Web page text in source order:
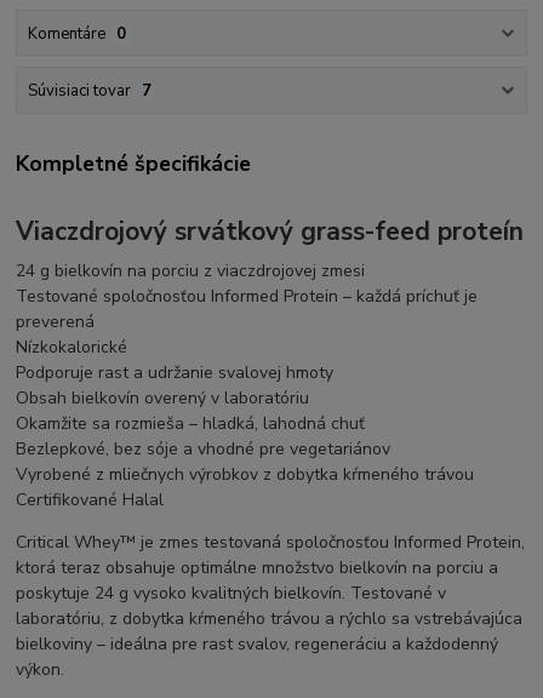
Komentáre 0
Súvisiaci tovar 7
Kompletné špecifikácie
Viaczdrojový srvátkový grass-feed proteín
24 g bielkovín na porciu z viaczdrojovej zmesi
Testované spoločnosťou Informed Protein – každá príchuť je
preverená
Nízkokalorické
Podporuje rast a udržanie svalovej hmoty
Obsah bielkovín overený v laboratóriu
Okamžite sa rozmieša – hladká, lahodná chuť
Bezlepkové, bez sóje a vhodné pre vegetariánov
Vyrobené z mliečnych výrobkov z dobytka kŕmeného trávou
Certifikované Halal
Critical Whey™ je zmes testovaná spoločnosťou Informed Protein,
ktorá teraz obsahuje optimálne množstvo bielkovín na porciu a
poskytuje 24 g vysoko kvalitných bielkovín. Testované v
laboratóriu, z dobytka kŕmeného trávou a rýchlo sa vstrebávajúca
bielkoviny – ideálna pre rast svalov, regeneráciu a každodenný
výkon.